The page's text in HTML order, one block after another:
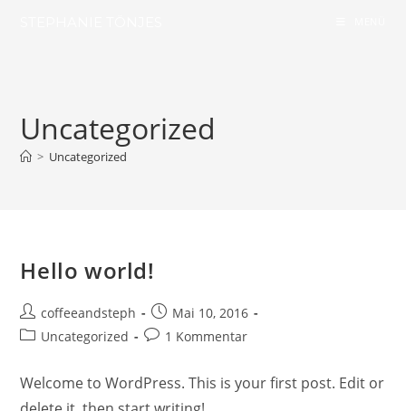
Uncategorized
> Uncategorized
Hello world!
Beitrags-
Autor:
coffeeandsteph
Beitrag
veröffentlicht:
Mai 10, 2016
Beitrags-
Uncategorized
Beitrags-
1 Kommentar
Welcome to WordPress. This is your first post. Edit or